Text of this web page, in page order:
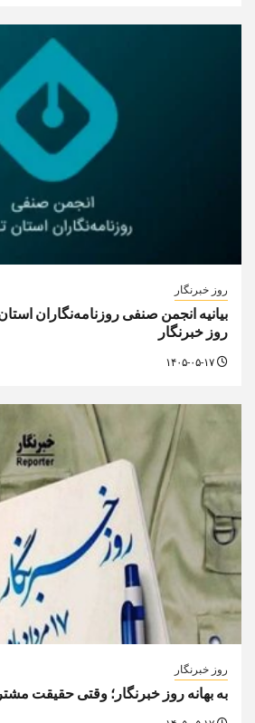
روز خبرنگار
بیانیه انجمن صنفی روزنامه‌نگاران
روز خبرنگار
روز خبرنگار
به بهانه روز خبرنگار؛ وقتی حقیقت